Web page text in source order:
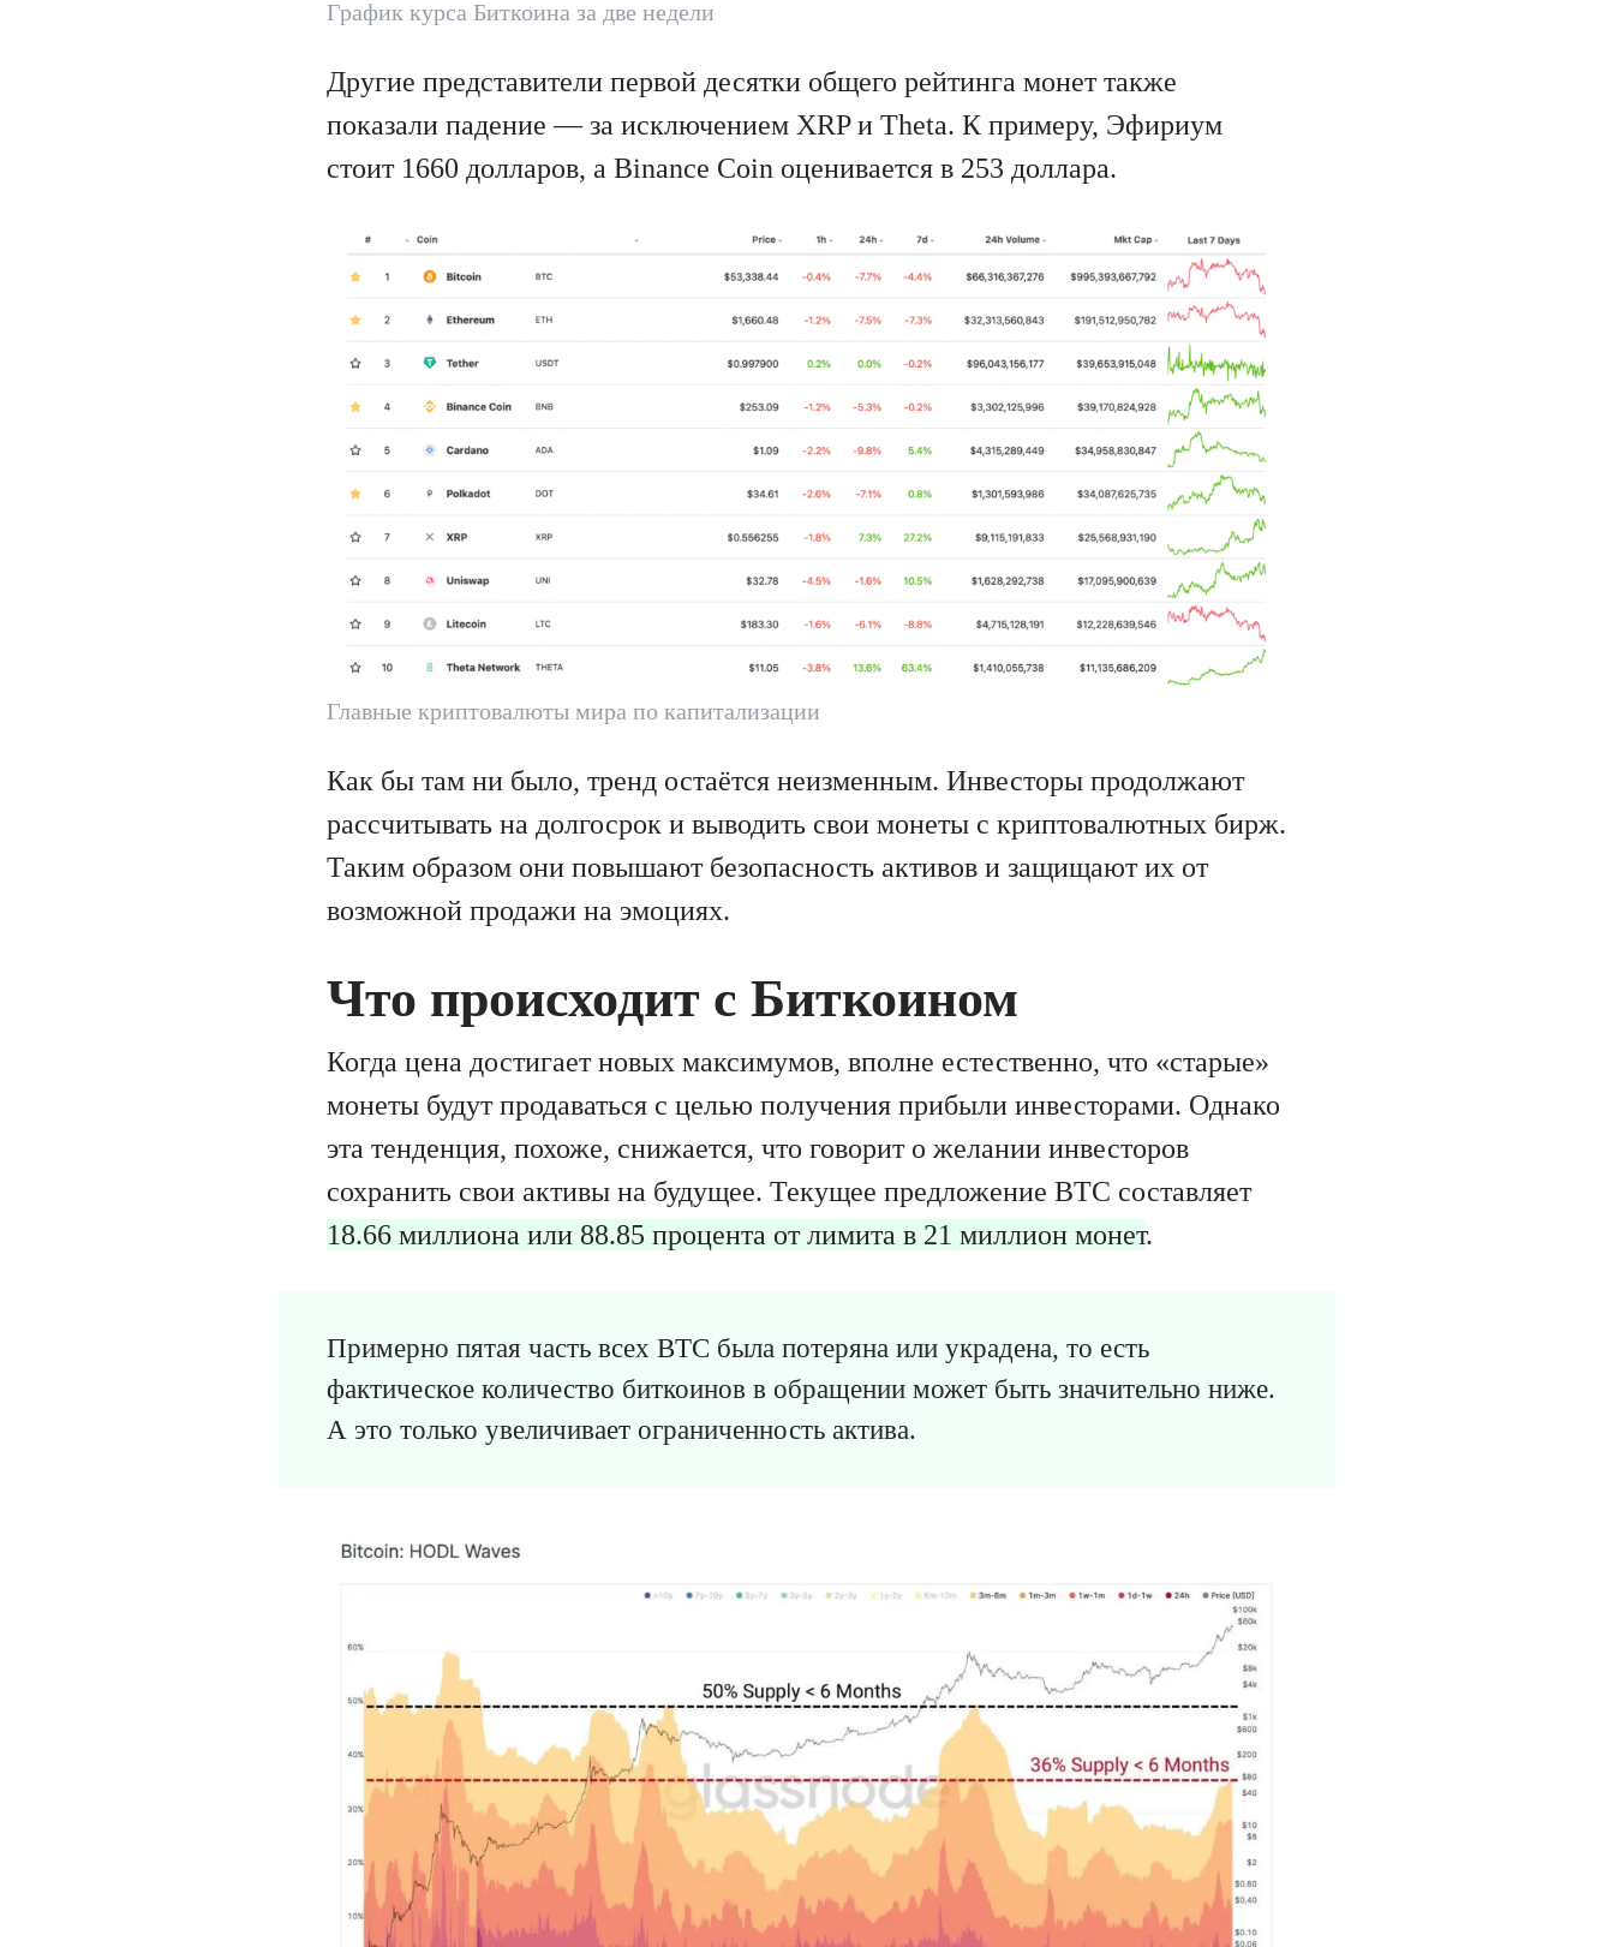
График курса Биткоина за две недели
Другие представители первой десятки общего рейтинга монет также
показали падение — за исключением XRP и Theta. К примеру, Эфириум
стоит 1660 долларов, а Binance Coin оценивается в 253 доллара.
Главные криптовалюты мира по капитализации
Как бы там ни было, тренд остаётся неизменным. Инвесторы продолжают
рассчитывать на долгосрок и выводить свои монеты с криптовалютных бирж.
Таким образом они повышают безопасность активов и защищают их от
возможной продажи на эмоциях.
Что происходит с Биткоином
Когда цена достигает новых максимумов, вполне естественно, что «старые»
монеты будут продаваться с целью получения прибыли инвесторами. Однако
эта тенденция, похоже, снижается, что говорит о желании инвесторов
сохранить свои активы на будущее. Текущее предложение BTC составляет
18.66 миллиона или 88.85 процента от лимита в 21 миллион монет.
Примерно пятая часть всех BTC была потеряна или украдена, то есть
фактическое количество биткоинов в обращении может быть значительно ниже.
А это только увеличивает ограниченность актива.